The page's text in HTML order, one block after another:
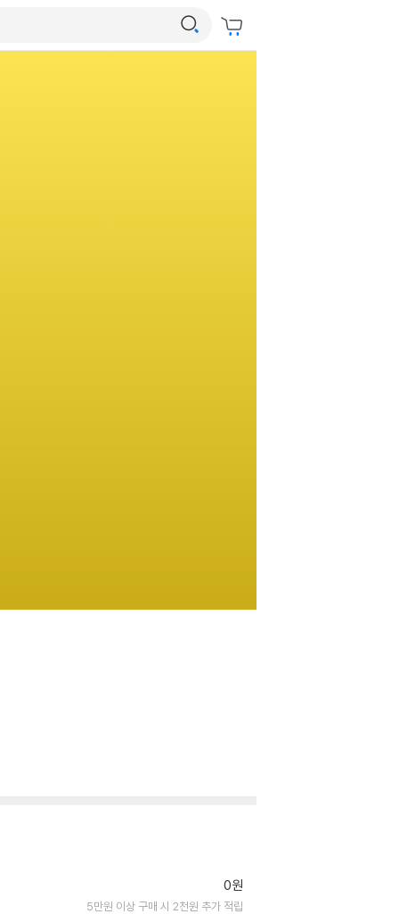
0원
5만원 이상 구매 시 2천원 추가 적립